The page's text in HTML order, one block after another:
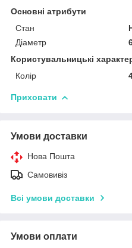
Основні атрибути
Стан
Діаметр
Користувальницькі
Колір
Приховати
Умови доставки
Нова Пошта
Самовивіз
Всі умови доставки
Умови оплати